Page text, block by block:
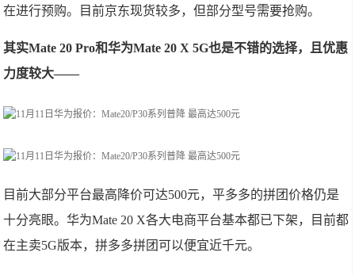
在进行预购。目前京东现货较多，但部分型号需要抢购。
其实Mate 20 Pro和华为Mate 20 X 5G也是不错的选择，且优惠
力度较大——
目前大部分平台最高降价可达500元，平多多的拼团价格仍是
十分亮眼。华为Mate 20 X各大电商平台基本都已下架，目前都
在主卖5G版本，拼多多拼团可以便宜近千元。